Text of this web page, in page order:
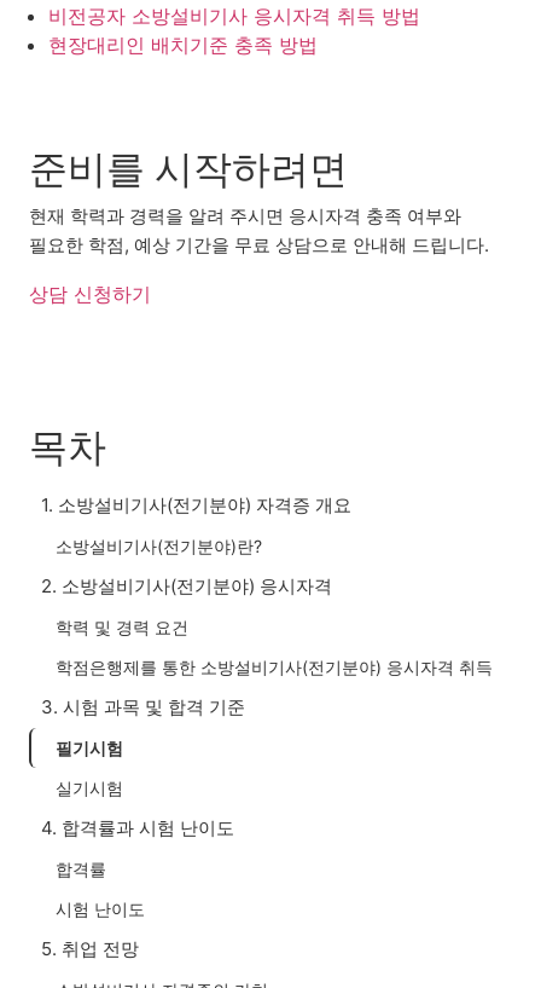
비전공자 소방설비기사 응시자격 취득 방법
현장대리인 배치기준 충족 방법
준비를 시작하려면
현재 학력과 경력을 알려 주시면 응시자격 충족 여부와
필요한 학점, 예상 기간을 무료 상담으로 안내해 드립니다.
상담 신청하기
목차
1. 소방설비기사(전기분야) 자격증 개요
소방설비기사(전기분야)란?
2. 소방설비기사(전기분야) 응시자격
학력 및 경력 요건
학점은행제를 통한 소방설비기사(전기분야) 응시자격 취득
3. 시험 과목 및 합격 기준
필기시험
실기시험
4. 합격률과 시험 난이도
합격률
시험 난이도
5. 취업 전망